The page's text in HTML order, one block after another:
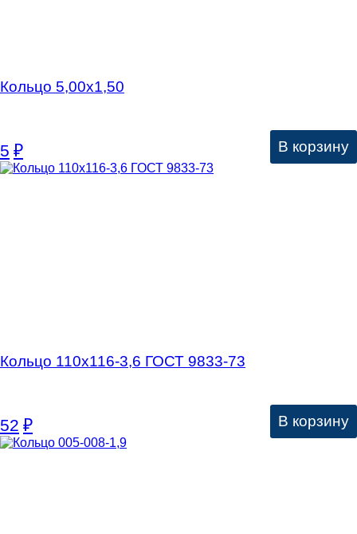
Кольцо 5,00х1,50
5 ₽ В корзину
Кольцо 110х116-3,6 ГОСТ 9833-73
52 ₽ В корзину